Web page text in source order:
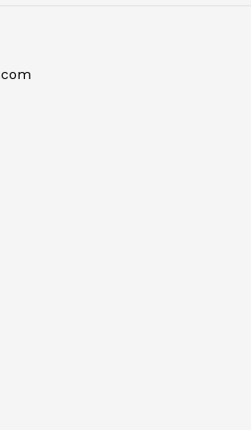
EXTRA FINE TUBE 10 ML
VERIT 307
EXTRA FINE TUBE 10 ML
CL 312
EXTRA FINE TUBE 10 ML